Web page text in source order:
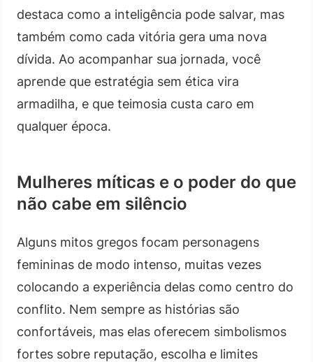
destaca como a inteligência pode salvar, mas
também como cada vitória gera uma nova
dívida. Ao acompanhar sua jornada, você
aprende que estratégia sem ética vira
armadilha, e que teimosia custa caro em
qualquer época.
Mulheres míticas e o poder do que
não cabe em silêncio
Alguns mitos gregos focam personagens
femininas de modo intenso, muitas vezes
colocando a experiência delas como centro do
conflito. Nem sempre as histórias são
confortáveis, mas elas oferecem simbolismos
fortes sobre reputação, escolha e limites